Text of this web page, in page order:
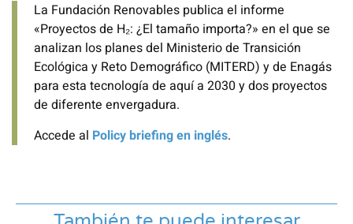
La Fundación Renovables publica el informe
«Proyectos de H₂: ¿El tamaño importa?» en el que se
analizan los planes del Ministerio de Transición
Ecológica y Reto Demográfico (MITERD) y de Enagás
para esta tecnología de aquí a 2030 y dos proyectos
de diferente envergadura.
Accede al Policy briefing en inglés.